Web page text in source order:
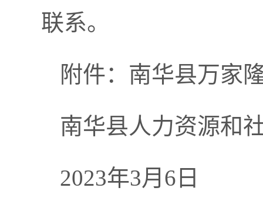
联系。
附件：南华县万家
南华县人力资源和
2023年3月6日